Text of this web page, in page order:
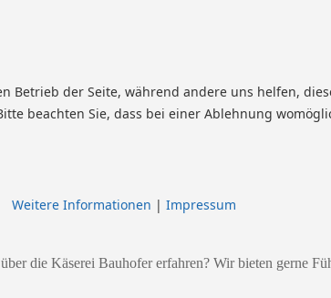
die Käserei Bauhofer erfahren? Wir bieten gerne
Betrieb der Seite, während andere uns helfen,
beachten Sie, dass bei einer Ablehnung
Weitere Informationen | Impressum